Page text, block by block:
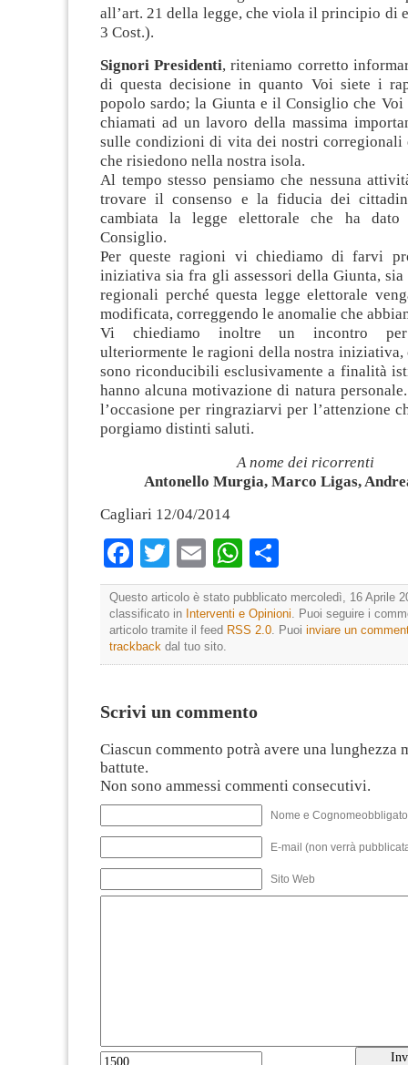
all’art. 21 della legge, che viola il principio di
3 Cost.).
Signori Presidenti, riteniamo corretto
di questa decisione in quanto Voi siete i
popolo sardo; la Giunta e il Consiglio che Voi
chiamati ad un lavoro della massima
sulle condizioni di vita dei nostri
che risiedono nella nostra isola.
Al tempo stesso pensiamo che nessuna
trovare il consenso e la fiducia dei
cambiata la legge elettorale che ha
Consiglio.
Per queste ragioni vi chiediamo di farvi
iniziativa sia fra gli assessori della Giunta,
regionali perché questa legge elettorale
modificata, correggendo le anomalie che
Vi chiediamo inoltre un incontro per
ulteriormente le ragioni della nostra iniziativa,
sono riconducibili esclusivamente a finalità
hanno alcuna motivazione di natura
l’occasione per ringraziarvi per l’attenzione
porgiamo distinti saluti.
A nome dei ricorrenti
Antonello Murgia, Marco Ligas,
Cagliari 12/04/2014
Facebook
TwitterEmailWhatsApp
Questo articolo è stato pubblicato mercoledì, 16 Aprile
classificato in Interventi e Opinioni. Puoi seguire i
articolo tramite il feed RSS 2.0. Puoi inviare un
trackback dal tuo sito.
Scrivi un commento
Ciascun commento potrà avere una lunghezza
battute.
Non sono ammessi commenti consecutivi.
Nome e
E-mail (non verrà
Sito Web